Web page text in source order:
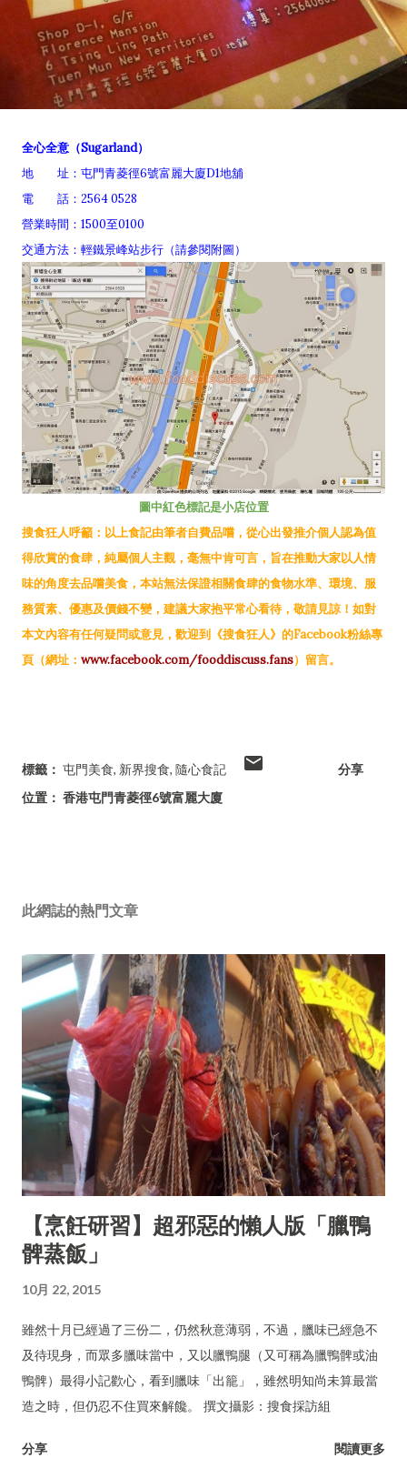
全心全意（Sugarland）
地 址：屯門青菱徑6號富麗大廈D1地舖
電 話：2564 0528
營業時間：1500至0100
交通方法：輕鐵景峰站步行（請參閱附圖）
圖中紅色標記是小店位置
搜食狂人呼籲：以上食記由筆者自費品嚐，從心出發推介個人認為值
得欣賞的食肆，純屬個人主觀，毫無中肯可言，旨在推動大家以人情
味的角度去品嚐美食，本站無法保證相關食肆的食物水準、環境、服
務質素、優惠及價錢不變，建議大家抱平常心看待，敬請見諒！如對
本文內容有任何疑問或意見，歡迎到《搜食狂人》的Facebook粉絲專
頁（網址： www.facebook.com/fooddiscuss.fans）留言。
標籤： 屯門美食 新界搜食 隨心食記
位置： 香港屯門青菱徑6號富麗大廈
分享
此網誌的熱門文章
【烹飪研習】超邪惡的懶人版「臘鴨
髀蒸飯」
10月 22, 2015
雖然十月已經過了三份二，仍然秋意薄弱，不過，臘味已經急不
及待現身，而眾多臘味當中，又以臘鴨腿（又可稱為臘鴨髀或油
鴨髀）最得小記歡心，看到臘味「出籠」，雖然明知尚未算最當
造之時，但仍忍不住買來解饞。 撰文攝影：搜食採訪組
分享 閱讀更多